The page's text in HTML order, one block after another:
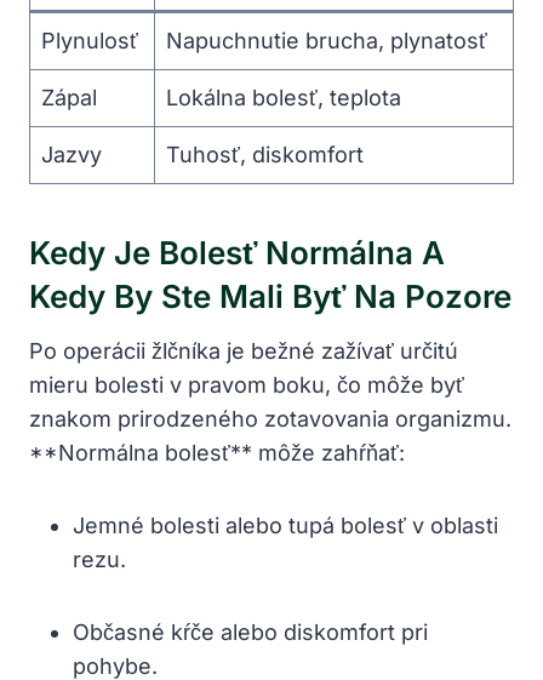
Plynulosť Napuchnutie brucha, plynatosť
Zápal Lokálna bolesť, teplota
Jazvy Tuhosť, diskomfort
Kedy Je Bolesť Normálna A
Kedy By Ste Mali Byť Na Pozore
Po operácii žlčníka je bežné zažívať určitú
mieru bolesti v pravom boku, čo môže byť
znakom prirodzeného zotavovania organizmu.
**Normálna bolesť** môže zahŕňať:
Jemné bolesti alebo tupá bolesť v oblasti
rezu.
Občasné kŕče alebo diskomfort pri
pohybe.